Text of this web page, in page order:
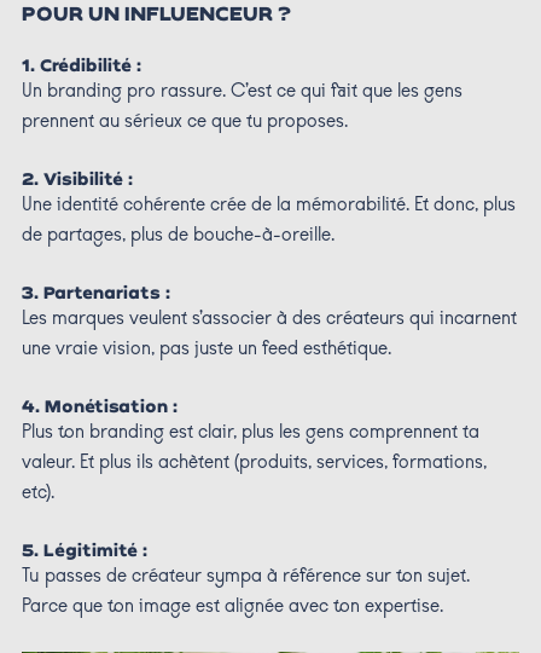
POUR UN INFLUENCEUR ?
1. Crédibilité :
Un branding pro rassure. C’est ce qui fait que les gens
prennent au sérieux ce que tu proposes.
2. Visibilité :
Une identité cohérente crée de la mémorabilité. Et donc, plus
de partages, plus de bouche-à-oreille.
3. Partenariats :
Les marques veulent s’associer à des créateurs qui incarnent
une vraie vision, pas juste un feed esthétique.
4. Monétisation :
Plus ton branding est clair, plus les gens comprennent ta
valeur. Et plus ils achètent (produits, services, formations,
etc).
5. Légitimité :
Tu passes de créateur sympa à référence sur ton sujet.
Parce que ton image est alignée avec ton expertise.